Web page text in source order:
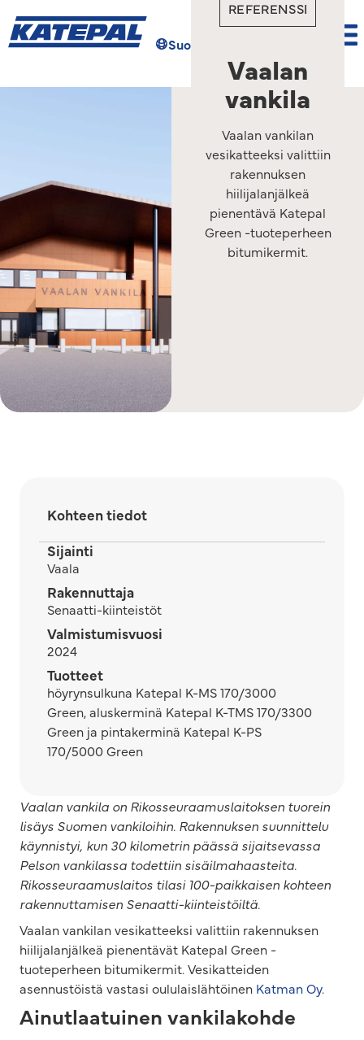
Suomi
REFERENSSI
Vaalan
vankila
Vaalan vankilan
vesikatteeksi valittiin
rakennuksen
hiilijalanjälkeä
pienentävä Katepal
Green -tuoteperheen
bitumikermit.
Kohteen tiedot
Sijainti
Vaala
Rakennuttaja
Senaatti-kiinteistöt
Valmistumisvuosi
2024
Tuotteet
höyrynsulkuna Katepal K-MS 170/3000
Green, aluskerminä Katepal K-TMS 170/3300
Green ja pintakerminä Katepal K-PS
170/5000 Green
Vaalan vankila on Rikosseuraamuslaitoksen tuorein
lisäys Suomen vankiloihin. Rakennuksen suunnittelu
käynnistyi, kun 30 kilometrin päässä sijaitsevassa
Pelson vankilassa todettiin sisäilmahaasteita.
Rikosseuraamuslaitos tilasi 100-paikkaisen kohteen
rakennuttamisen Senaatti-kiinteistöiltä.
Vaalan vankilan vesikatteeksi valittiin rakennuksen
hiilijalanjälkeä pienentävät Katepal Green -
tuoteperheen bitumikermit. Vesikatteiden
asennustöistä vastasi oululaislähtöinen Katman Oy.
Ainutlaatuinen vankilakohde